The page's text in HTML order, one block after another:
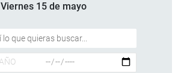
Viernes 15 de mayo